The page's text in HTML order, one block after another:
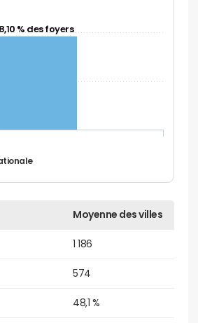
% des foyers
Moyenne des villes
1 186
574
48,1 %